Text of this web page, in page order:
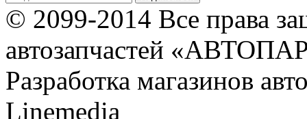
© 2099-2014 Все права
автозапчастей
Разработка магазинов
Linemedia